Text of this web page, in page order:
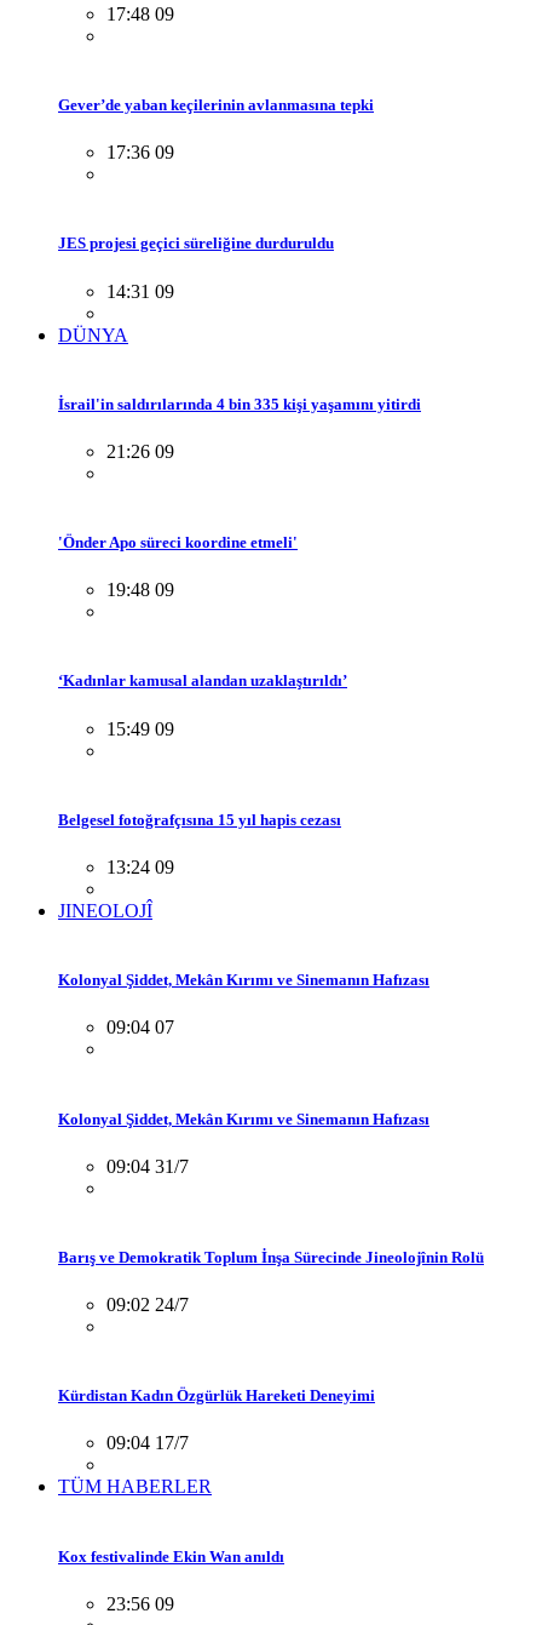
17:48 09
Gever’de yaban keçilerinin avlanmasına tepki
17:36 09
JES projesi geçici süreliğine durduruldu
14:31 09
DÜNYA
İsrail'in saldırılarında 4 bin 335 kişi yaşamını yitirdi
21:26 09
'Önder Apo süreci koordine etmeli'
19:48 09
‘Kadınlar kamusal alandan uzaklaştırıldı’
15:49 09
Belgesel fotoğrafçısına 15 yıl hapis cezası
13:24 09
JINEOLOJÎ
Kolonyal Şiddet, Mekân Kırımı ve Sinemanın Hafızası
09:04 07
Kolonyal Şiddet, Mekân Kırımı ve Sinemanın Hafızası
09:04 31/7
Barış ve Demokratik Toplum İnşa Sürecinde Jineolojînin Rolü
09:02 24/7
Kürdistan Kadın Özgürlük Hareketi Deneyimi
09:04 17/7
TÜM HABERLER
Kox festivalinde Ekin Wan anıldı
23:56 09